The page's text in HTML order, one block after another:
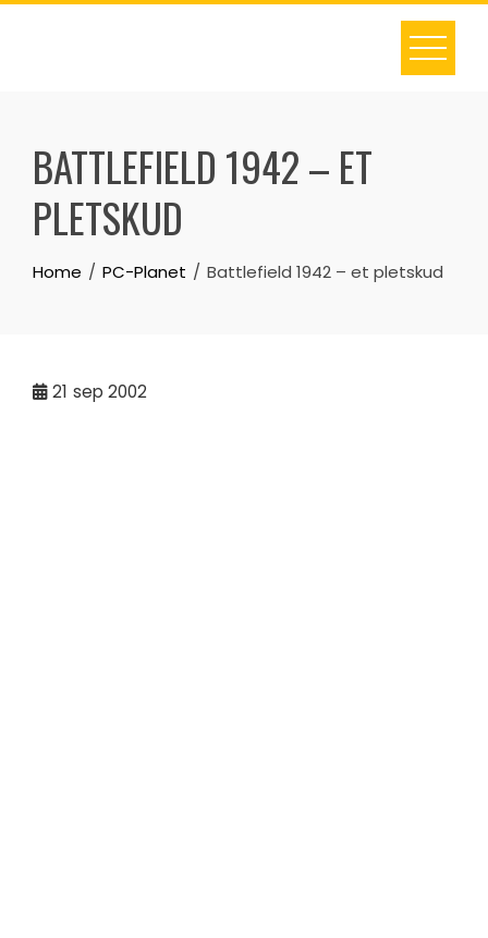
Skip
BATTLEFIELD 1942 – ET
PLETSKUD
Home PC-Planet Battlefield 1942 – et pletskud
21 sep 2002